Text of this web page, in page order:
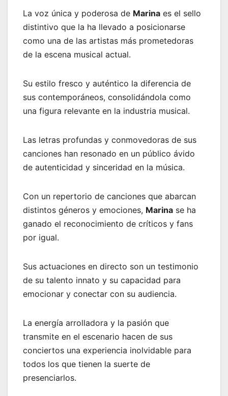
La voz única y poderosa de Marina es el sello
distintivo que la ha llevado a posicionarse
como una de las artistas más prometedoras
de la escena musical actual.
Su estilo fresco y auténtico la diferencia de
sus contemporáneos, consolidándola como
una figura relevante en la industria musical.
Las letras profundas y conmovedoras de sus
canciones han resonado en un público ávido
de autenticidad y sinceridad en la música.
Con un repertorio de canciones que abarcan
distintos géneros y emociones, Marina se ha
ganado el reconocimiento de críticos y fans
por igual.
Sus actuaciones en directo son un testimonio
de su talento innato y su capacidad para
emocionar y conectar con su audiencia.
La energía arrolladora y la pasión que
transmite en el escenario hacen de sus
conciertos una experiencia inolvidable para
todos los que tienen la suerte de
presenciarlos.